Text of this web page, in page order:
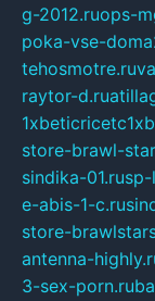
g-2012.ruops-
poka-vse-
tehosmotre.ru
raytor-d.ru
store-brawl-
sindika-01.ru
e-abis-1-c.ru
store-
antenna-
3-sex-porn.ru